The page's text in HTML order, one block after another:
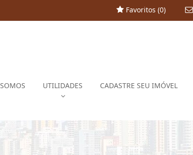
Favoritos (0)
UTILIDADES CADASTRE SEU IMÓVEL